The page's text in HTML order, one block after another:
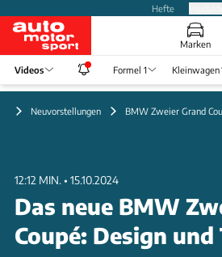
Hefte
Marken
Videos Formel 1 Kleinwagen
Neuvorstellungen BMW Zweier Grand
12:12 MIN. • 15.10.2024
Das neue BMW
Coupé: Design und